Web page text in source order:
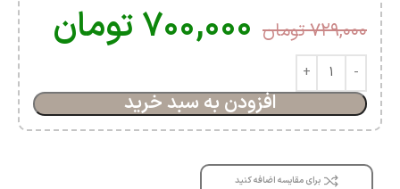
۷۲۹,۰۰۰ تومان ۷۰۰,۰۰۰تومان
افزودن به سبد خرید
برای مقایسه اضافه کنید